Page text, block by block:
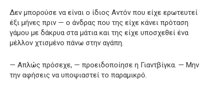
Δεν μπορούσε να είναι ο ίδιος Αντόν που είχε ερωτευτεί
έξι μήνες πριν — ο άνδρας που της είχε κάνει πρόταση
γάμου με δάκρυα στα μάτια και της είχε υποσχεθεί ένα
μέλλον χτισμένο πάνω στην αγάπη.
— Απλώς πρόσεχε, — προειδοποίησε η Γιαντβίγκα. — Μην
την αφήσεις να υποψιαστεί το παραμικρό.